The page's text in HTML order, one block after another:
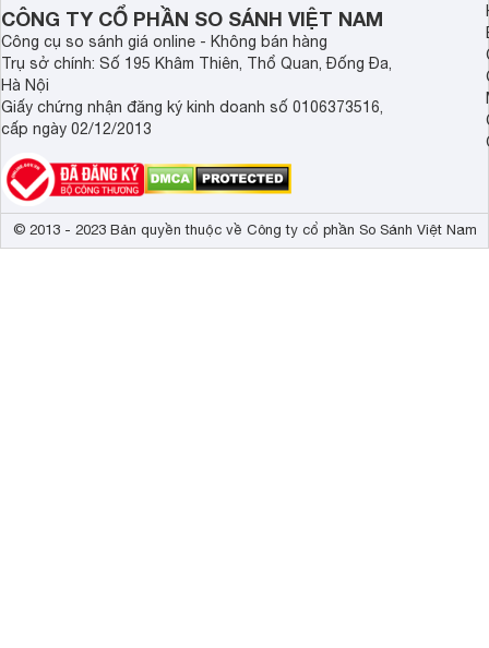
CÔNG TY CỔ PHẦN SO SÁNH VIỆT NAM
Công cụ so sánh giá online - Không bán hàng
Trụ sở chính: Số 195 Khâm Thiên, Thổ Quan, Đống Đa,
Hà Nội
Giấy chứng nhận đăng ký kinh doanh số 0106373516,
cấp ngày 02/12/2013
© 2013 - 2023 Bản quyền thuộc về Công ty cổ phần So Sánh Việt Nam